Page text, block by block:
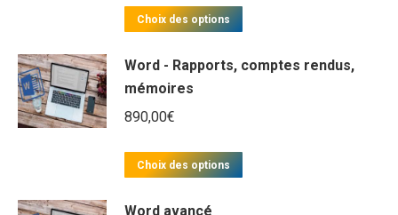
sur 5
Choix des options
Ce
a
options
Word - Rapports, comptes rendus,
mémoires
890,00€
Choix des options
Ce
Word avancé